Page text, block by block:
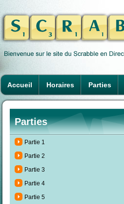
Accueil Horaires Parties
Parties
Partie 1
Partie 2
Partie 3
Partie 4
Partie 5